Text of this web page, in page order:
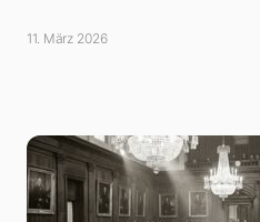
11. März 2026